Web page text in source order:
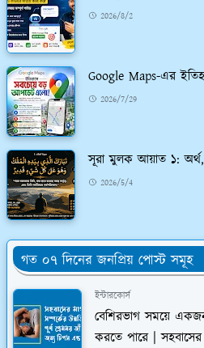
2026/8/2
Google Maps-এর
2026/7/29
সূরা মুলক আয়াত ১: অর্থ,
2026/5/4
গত ০৭ দিনের জনপ্রিয় পোস্ট সমূহ
ইন্টারকোর্স
বেশিরভাগ সময়ে
করতে পারে | সহবাসের